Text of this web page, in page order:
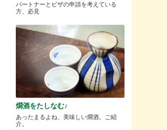
パートナーとビザの申請を考えている
方、必見
燗酒をたしなむ♪
あったまるよね、美味しい燗酒。ご紹
介。